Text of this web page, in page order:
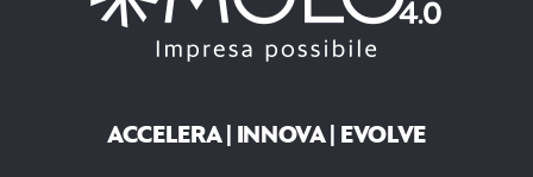
ACCELERA | INNOVA | EVOLVE